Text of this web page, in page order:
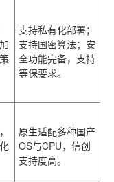
支持私有化部署；
支持国密算法；安
全功能完备，支持
等保要求。
原生适配多种国产
OS与CPU，信创
支持度高。